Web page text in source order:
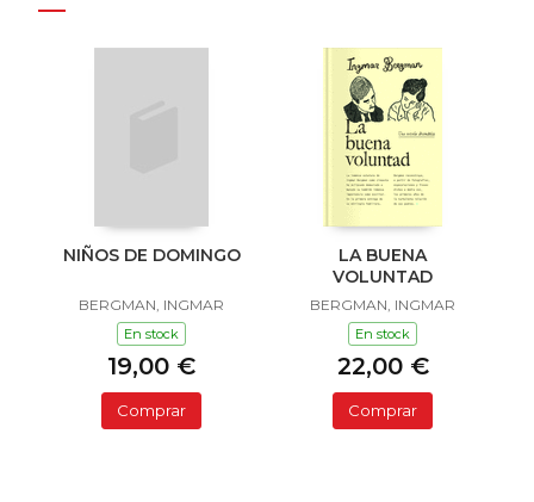
NIÑOS DE DOMINGO
BERGMAN, INGMAR
En stock
19,00 €
Comprar
LA BUENA
VOLUNTAD
BERGMAN, INGMAR
En stock
22,00 €
Comprar